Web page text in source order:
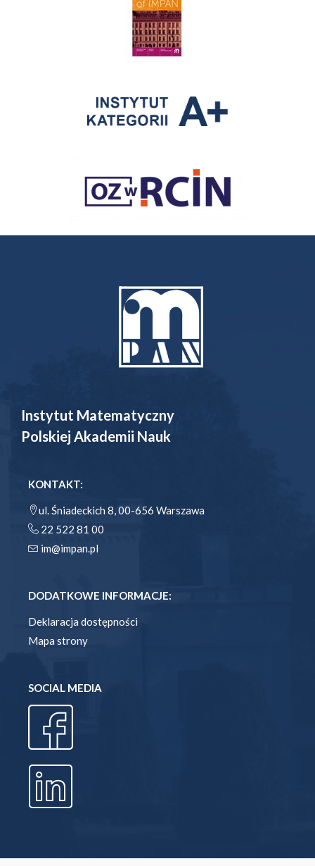
Instytut Matematyczny
Polskiej Akademii Nauk
KONTAKT:
ul. Śniadeckich 8, 00-656 Warszawa
22 522 81 00
im@impan.pl
DODATKOWE INFORMACJE:
Deklaracja dostępności
Mapa strony
SOCIAL MEDIA